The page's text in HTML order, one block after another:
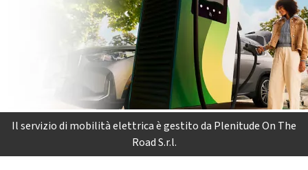
Il servizio di mobilità elettrica è gestito da Plenitude On The
Road S.r.l.